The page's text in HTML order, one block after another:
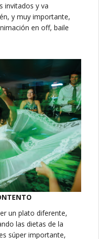
invitados y va
y muy importante,
en off, baile
un plato diferente,
las dietas de la
súper importante,